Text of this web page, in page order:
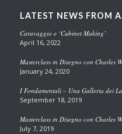
LATEST NEWS FROM
Caravaggio e ‘Cabinet Making’
April 16, 2022
Masterclass in Disegno con Charles
January 24, 2020
I Fondamentali – Una Galleria dei
September 18, 2019
Masterclass in Disegno con Charles
July 7, 2019